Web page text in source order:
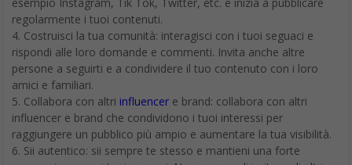
regolarmente i tuoi contenuti.
4. Costruisci la tua comunità: interagisci con i tuoi seguaci e
rispondi alle loro domande e commenti. Invita anche altre
persone a seguirti e a condividere il tuo contenuto con i loro
amici e familiari.
5. Collabora con altri influencer e brand: collabora con altri
influencer e brand che condividono i tuoi interessi per
raggiungere un pubblico più ampio e aumentare la tua visibilità.
6. Sii autentico: sii sempre te stesso e mantieni una forte